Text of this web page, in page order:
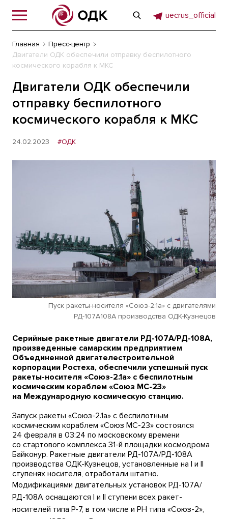
uecrus_official
Главная
Пресс-центр
Двигатели ОДК обеспечили отправку беспилотного
космического корабля к МКС
Двигатели ОДК обеспечили
отправку беспилотного
космического корабля к МКС
24.02.2023 #ОДК
Пуск ракеты-носителя «Союз-2.1а» с двигателями
РД-107А108А производства ОДК-Кузнецов
Серийные ракетные двигатели РД-107А/РД-108А,
произведенные самарским предприятием
Объединенной двигателестроительной
корпорации Ростеха, обеспечили успешный пуск
ракеты-носителя «Союз-2.1а» с беспилотным
космическим кораблем «Союз МС-23»
на Международную космическую станцию.
Запуск ракеты «Союз-2.1а» с беспилотным
космическим кораблем «Союз МС-23» состоялся
24 февраля в 03:24 по московскому времени
со стартового комплекса 31-й площадки космодрома
Байконур. Ракетные двигатели РД-107А/РД-108А
производства ОДК-Кузнецов, установленные на I и II
ступенях носителя, отработали штатно.
Модификациями двигательных установок РД-107А/
РД-108А оснащаются I и II ступени всех ракет-
носителей типа Р-7, в том числе и РН типа «Союз-2»,